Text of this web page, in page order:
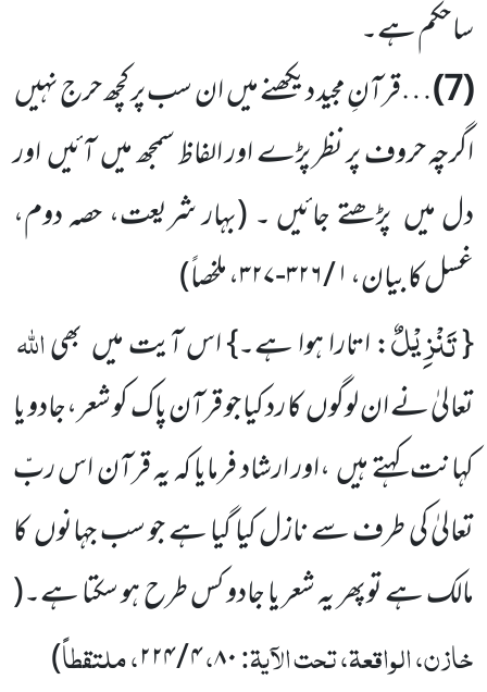
سا حکم ہے۔
(7) …قرآنِ مجید دیکھنے میں ان سب پر کچھ حرج نہیں
اگرچہ حروف پر نظر پڑے اور الفاظ سمجھ میں آئیں اور
دل میں پڑھتے جائیں ۔(بہار شریعت، حصہ دوم،
غسل کا بیان،۱ / ۳۲۶-۳۲۷، ملخصاً
)
{تَنْزِیْلٌ: اتارا ہوا ہے۔} اس آیت میں بھیاللہ
تعالیٰ نے ان لوگوں کا رد کیا جو قرآن پاک کو شعر ،جادو یا
کہانت کہتے ہیں ،اور ارشاد فرمایا کہ یہ قرآن اس ربّ
تعالیٰ کی طرف سے نازل کیا گیا ہے جو سب جہانوں کا
مالک ہے توپھر یہ شعر یا جادو کس طرح ہو سکتا ہے۔(
خازن، الواقعۃ، تحت الآیۃ:۸۰،۴ / ۲۲۴ ، ملتقطاً)